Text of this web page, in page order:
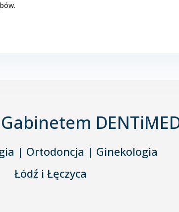
| Ortodoncja | Ginekologia
Łódź i Łęczyca